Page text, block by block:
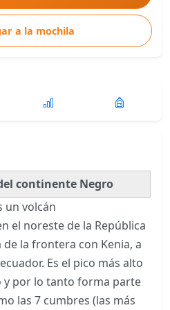
a la mochila
continente Negro
un volcán
el noreste de la República
de la frontera con Kenia, a
Es el pico más alto
y por lo tanto forma parte
las 7 cumbres (las más